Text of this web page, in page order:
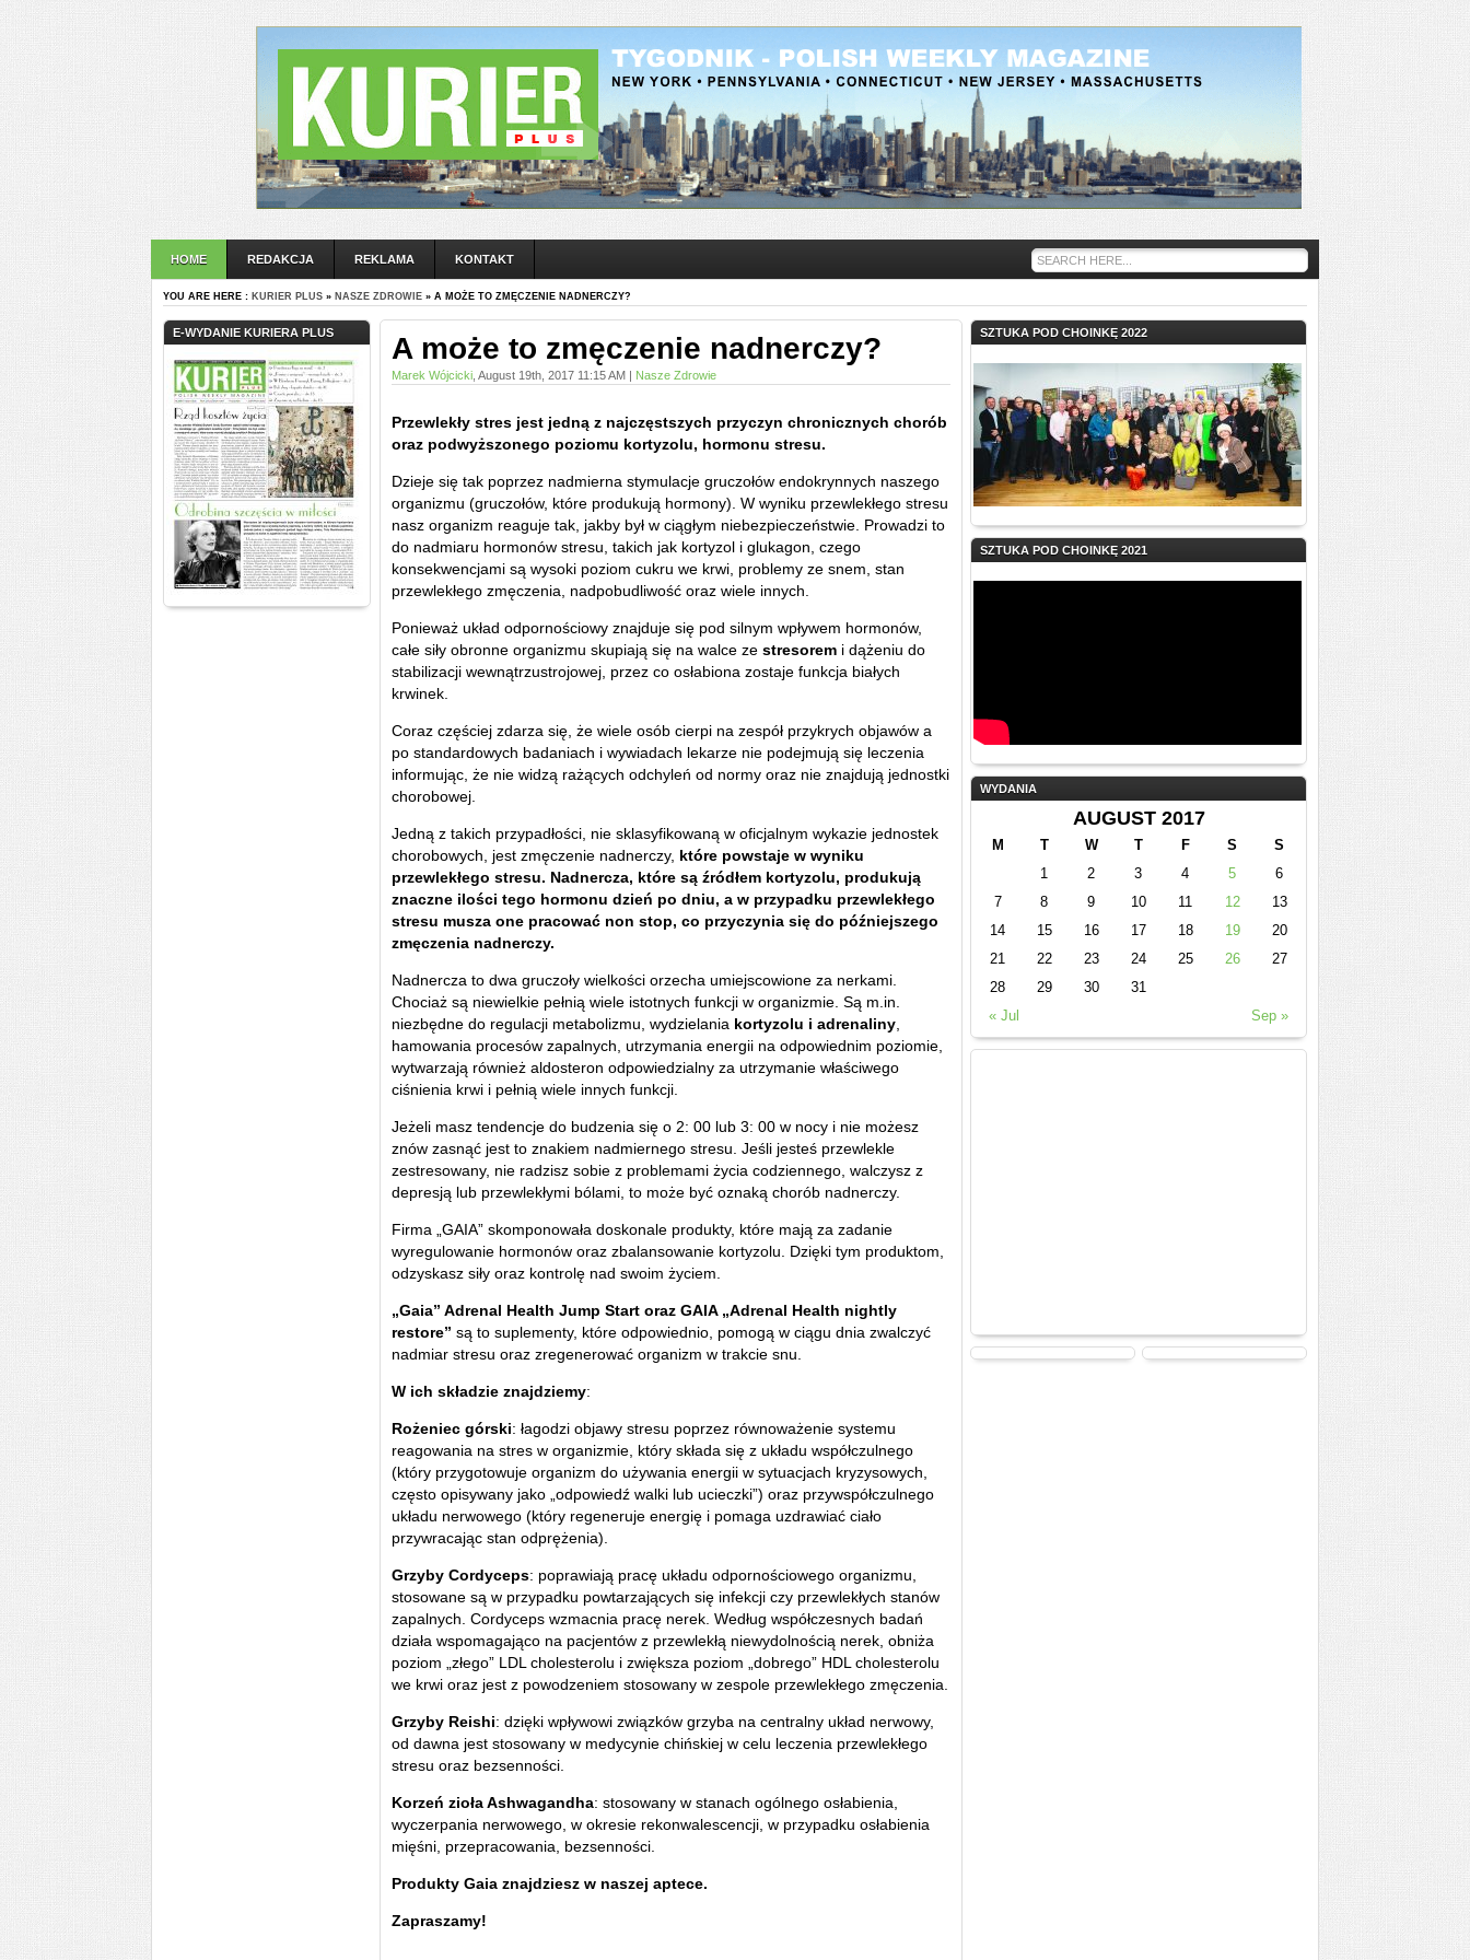
HOME REDAKCJA REKLAMA KONTAKT
YOU ARE HERE : KURIER PLUS » NASZE ZDROWIE » A MOŻE TO ZMĘCZENIE NADNERCZY?
E-WYDANIE KURIERA PLUS A może to zmęczenie nadnerczy?
Marek Wójcicki , August 19th, 2017 11:15 AM | Nasze Zdrowie
Przewlekły stres jest jedną z najczęstszych przyczyn chronicznych chorób
oraz podwyższonego poziomu kortyzolu, hormonu stresu.
Dzieje się tak poprzez nadmierna stymulacje gruczołów endokrynnych naszego
organizmu (gruczołów, które produkują hormony). W wyniku przewlekłego stresu
nasz organizm reaguje tak, jakby był w ciągłym niebezpieczeństwie. Prowadzi to
do nadmiaru hormonów stresu, takich jak kortyzol i glukagon, czego
konsekwencjami są wysoki poziom cukru we krwi, problemy ze snem, stan
przewlekłego zmęczenia, nadpobudliwość oraz wiele innych.
Ponieważ układ odpornościowy znajduje się pod silnym wpływem hormonów,
całe siły obronne organizmu skupiają się na walce ze stresorem i dążeniu do
stabilizacji wewnątrzustrojowej, przez co osłabiona zostaje funkcja białych
krwinek.
Coraz częściej zdarza się, że wiele osób cierpi na zespół przykrych objawów a
po standardowych badaniach i wywiadach lekarze nie podejmują się leczenia
informując, że nie widzą rażących odchyleń od normy oraz nie znajdują jednostki
chorobowej.
Jedną z takich przypadłości, nie sklasyfikowaną w oficjalnym wykazie jednostek
chorobowych, jest zmęczenie nadnerczy, które powstaje w wyniku
przewlekłego stresu. Nadnercza, które są źródłem kortyzolu, produkują
znaczne ilości tego hormonu dzień po dniu, a w przypadku przewlekłego
stresu musza one pracować non stop, co przyczynia się do późniejszego
zmęczenia nadnerczy.
Nadnercza to dwa gruczoły wielkości orzecha umiejscowione za nerkami.
Chociaż są niewielkie pełnią wiele istotnych funkcji w organizmie. Są m.in.
niezbędne do regulacji metabolizmu, wydzielania kortyzolu i adrenaliny
hamowania procesów zapalnych, utrzymania energii na odpowiednim poziomie,
wytwarzają również aldosteron odpowiedzialny za utrzymanie właściwego
ciśnienia krwi i pełnią wiele innych funkcji.
Jeżeli masz tendencje do budzenia się o 2: 00 lub 3: 00 w nocy i nie możesz
znów zasnąć jest to znakiem nadmiernego stresu. Jeśli jesteś przewlekle
zestresowany, nie radzisz sobie z problemami życia codziennego, walczysz z
depresją lub przewlekłymi bólami, to może być oznaką chorób nadnerczy.
Firma „GAIA” skomponowała doskonale produkty, które mają za zadanie
wyregulowanie hormonów oraz zbalansowanie kortyzolu. Dzięki tym produktom,
odzyskasz siły oraz kontrolę nad swoim życiem.
„Gaia” Adrenal Health Jump Start oraz GAIA „Adrenal Health nightly
restore” są to suplementy, które odpowiednio, pomogą w ciągu dnia zwalczyć
nadmiar stresu oraz zregenerować organizm w trakcie snu.
W ich składzie znajdziemy:
Rożeniec górski: łagodzi objawy stresu poprzez równoważenie systemu
reagowania na stres w organizmie, który składa się z układu współczulnego
(który przygotowuje organizm do używania energii w sytuacjach kryzysowych,
często opisywany jako „odpowiedź walki lub ucieczki”) oraz przywspółczulnego
układu nerwowego (który regeneruje energię i pomaga uzdrawiać ciało
przywracając stan odprężenia).
Grzyby Cordyceps: poprawiają pracę układu odpornościowego organizmu,
stosowane są w przypadku powtarzających się infekcji czy przewlekłych stanów
zapalnych. Cordyceps wzmacnia pracę nerek. Według współczesnych badań
działa wspomagająco na pacjentów z przewlekłą niewydolnością nerek, obniża
poziom „złego” LDL cholesterolu i zwiększa poziom „dobrego” HDL cholesterolu
we krwi oraz jest z powodzeniem stosowany w zespole przewlekłego zmęczenia.
Grzyby Reishi: dzięki wpływowi związków grzyba na centralny układ nerwowy,
od dawna jest stosowany w medycynie chińskiej w celu leczenia przewlekłego
stresu oraz bezsenności.
Korzeń zioła Ashwagandha: stosowany w stanach ogólnego osłabienia,
wyczerpania nerwowego, w okresie rekonwalescencji, w przypadku osłabienia
mięśni, przepracowania, bezsenności.
Produkty Gaia znajdziesz w naszej aptece.
Zapraszamy!
SZTUKA POD CHOINKĘ 2022
SZTUKA POD CHOINKĘ 2021
WYDANIA
AUGUST 2017
M T W T F S S
« Jul Sep »
1 2 3 4 5
6
7
8 9 10 11 12
13
14
15 16 17 18 19
20
21
22 23 24 25 26
27
28
29 30 31